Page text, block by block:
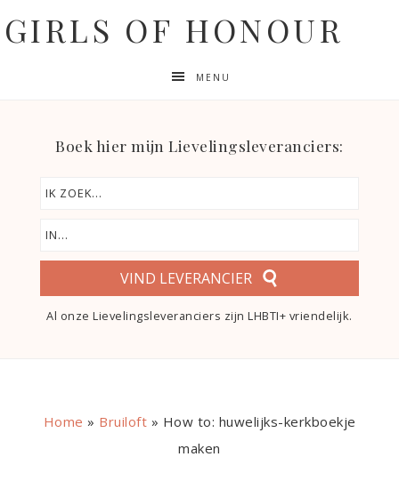
GIRLS OF HONOUR
MENU
Boek hier mijn Lievelingsleveranciers:
VIND LEVERANCIER
Al onze Lievelingsleveranciers zijn LHBTI+ vriendelijk.
Home » Bruiloft » How to: huwelijks-kerkboekje
maken